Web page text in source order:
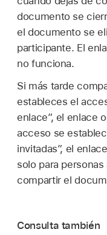
documento se
el documento se
participante. El
no funciona.
Si más tarde
estableces el
enlace”, el enlace
acceso se
invitadas”, el
solo para
compartir el
Consulta también